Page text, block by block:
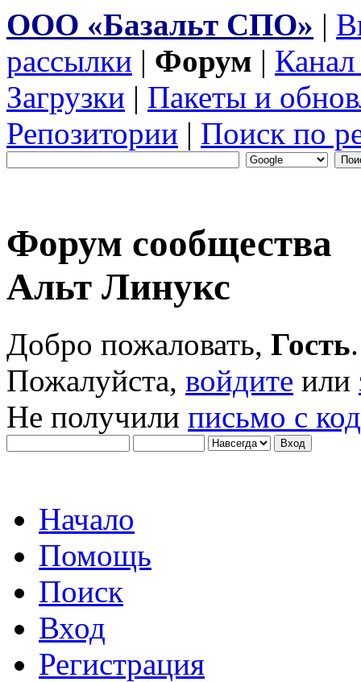
ООО «Базальт СПО» |
рассылки | Форум |
Загрузки | Пакеты и
Репозитории | Поиск по
Форум сообщества
Альт Линукс
Добро пожаловать, Гость.
Пожалуйста, войдите или
Не получили письмо с
Начало
Помощь
Поиск
Вход
Регистрация